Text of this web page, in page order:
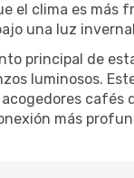
el clima es más
una luz
principal de
luminosos.
acogedores cafés
más